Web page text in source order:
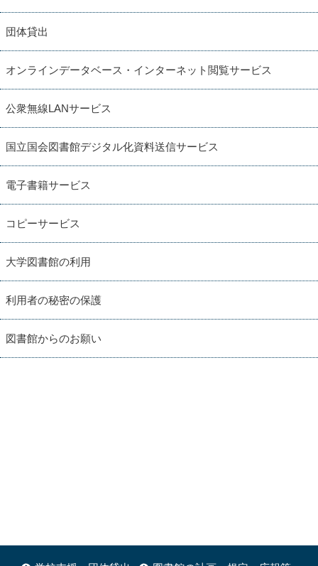
団体貸出
オンラインデータベース・インターネット閲覧サービス
公衆無線LANサービス
国立国会図書館デジタル化資料送信サービス
電子書籍サービス
コピーサービス
大学図書館の利用
利用者の秘密の保護
図書館からのお願い